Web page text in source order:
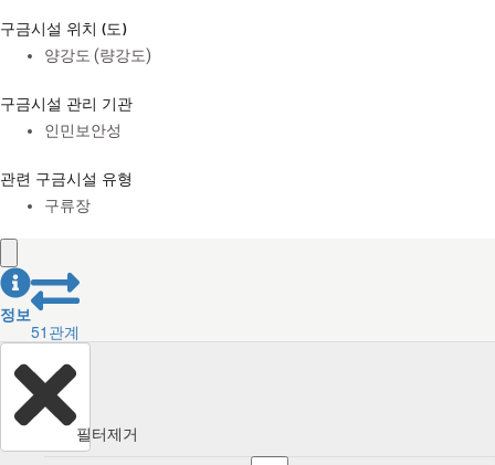
구금시설 위치 (도)
양강도 (량강도)
구금시설 관리 기관
인민보안성
관련 구금시설 유형
구류장
정보
51 관계
필터제거